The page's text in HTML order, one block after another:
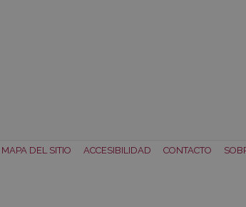
MAPA DEL SITIO ACCESIBILIDAD CONTACTO